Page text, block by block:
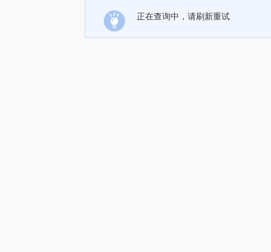
正在查询中，请刷新重试